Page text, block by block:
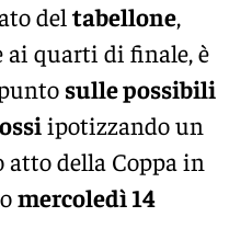
del tabellone,
ai quarti di finale, è
sulle possibili
ipotizzando un
atto della Coppa in
mercoledì 14